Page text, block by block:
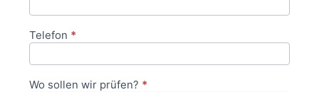
Telefon *
Wo sollen wir prüfen? *